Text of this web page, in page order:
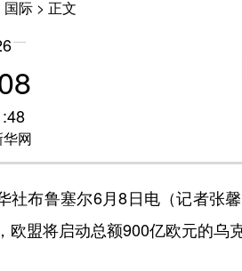
国际 > 正文
网
布鲁塞尔6月8日电（记者张馨
欧盟将启动总额900亿欧元的乌